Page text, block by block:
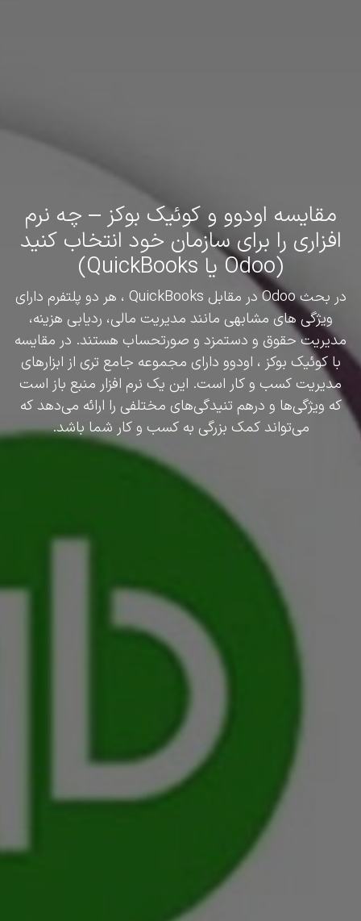
مقایسه اودوو و کوئیک بوکز – چه نرم
افزاری را برای سازمان خود انتخاب کنید
(Odoo یا QuickBooks)
در بحث Odoo در مقابل QuickBooks ، هر دو پلتفرم دارای
ویژگی های مشابهی مانند مدیریت مالی، ردیابی هزینه،
مدیریت حقوق و دستمزد و صورتحساب هستند. در مقایسه
با کوئیک بوکز ، اودوو دارای مجموعه جامع تری از ابزارهای
مدیریت کسب و کار است. این یک نرم افزار منبع باز است
که ویژگی‌ها و درهم تنیدگی‌های مختلفی را ارائه می‌دهد که
می‌تواند کمک بزرگی به کسب و کار شما باشد.